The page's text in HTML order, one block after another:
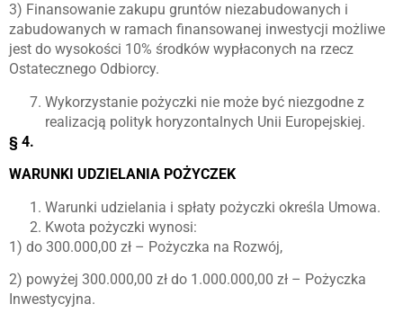
3) Finansowanie zakupu gruntów niezabudowanych i
zabudowanych w ramach finansowanej inwestycji możliwe
jest do wysokości 10% środków wypłaconych na rzecz
Ostatecznego Odbiorcy.
Wykorzystanie pożyczki nie może być niezgodne z
realizacją polityk horyzontalnych Unii Europejskiej.
§ 4.
WARUNKI UDZIELANIA POŻYCZEK
Warunki udzielania i spłaty pożyczki określa Umowa.
Kwota pożyczki wynosi:
1) do 300.000,00 zł – Pożyczka na Rozwój,
2) powyżej 300.000,00 zł do 1.000.000,00 zł – Pożyczka
Inwestycyjna.